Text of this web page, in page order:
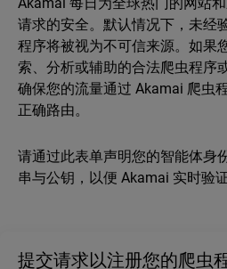
Akamai 每日为全球热门的网站
请求的安全。默认情况下，未经
程序将被视为不可信来源。如果
索、分析或辅助的合法爬虫程序
确保您的流量通过 Akamai 爬虫
正确路由。
请通过此表单声明您的智能体身
串与公钥，以便 Akamai 实时验
提交请求以注册您的爬虫